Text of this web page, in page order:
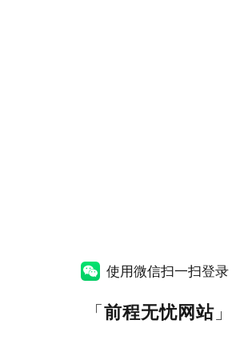
使用微信扫一扫登录
「前程无忧网站」